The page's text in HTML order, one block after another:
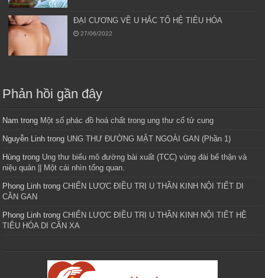
ĐẠI CƯƠNG VỀ U HẮC TỐ HỆ TIÊU HÓA
27/06/2022
Phản hồi gần đây
Nam trong Một số phác đồ hoá chất trong ung thư cổ tử cung
Nguyễn Linh trong UNG THƯ ĐƯỜNG MẬT NGOÀI GAN (Phần 1)
Hùng trong Ung thư biểu mô đường bài xuất (TCC) vùng đài bể thận và
niệu quản || Một cái nhìn tổng quan.
Phong Linh trongCHIẾN LƯỢC ĐIỀU TRỊ U THẦN KINH NỘI TIẾT DI
CĂN GAN
Phong Linh trongCHIẾN LƯỢC ĐIỀU TRỊ U THẦN KINH NỘI TIẾT HỆ
TIÊU HÓA DI CĂN XA